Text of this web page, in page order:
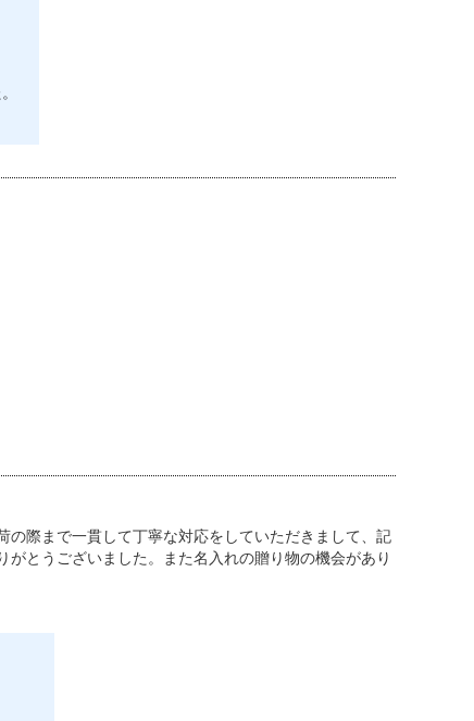
際まで一貫して丁寧な対応をしていただきまして、記
とうございました。また名入れの贈り物の機会があり